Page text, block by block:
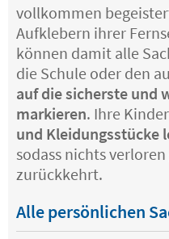
vollkommen
Aufklebern ihrer
können damit alle
die Schule oder den
auf die sicherste und
markieren. Ihre Kinder
und Kleidungsstücke
sodass nichts
zurückkehrt.
Alle persönlichen